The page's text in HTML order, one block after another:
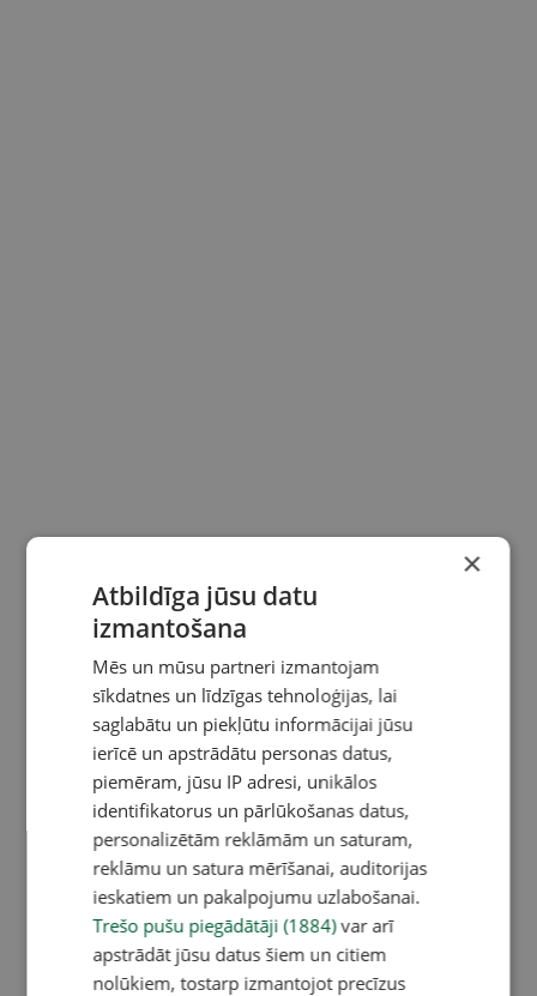
×
Atbildīga jūsu datu
izmantošana
Mēs un mūsu partneri izmantojam
sīkdatnes un līdzīgas tehnoloģijas, lai
saglabātu un piekļūtu informācijai jūsu
ierīcē un apstrādātu personas datus,
piemēram, jūsu IP adresi, unikālos
identifikatorus un pārlūkošanas datus,
personalizētām reklāmām un saturam,
reklāmu un satura mērīšanai, auditorijas
ieskatiem un pakalpojumu uzlabošanai.
Trešo pušu piegādātāji (1884)var arī
apstrādāt jūsu datus šiem un citiem
nolūkiem, tostarp izmantojot precīzus